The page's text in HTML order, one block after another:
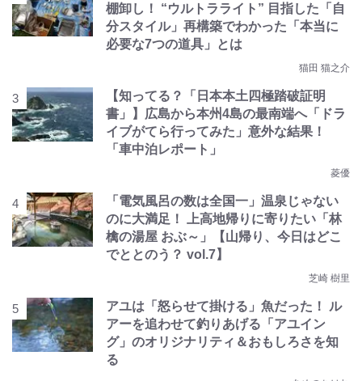
棚卸し！ “ウルトラライト” 目指した「自
分スタイル」再構築でわかった「本当に
必要な7つの道具」とは
猫田 猫之介
【知ってる？「日本本土四極踏破証明
書」】広島から本州4島の最南端へ「ドラ
イブがてら行ってみた」意外な結果！
「車中泊レポート」
菱優
「電気風呂の数は全国一」温泉じゃない
のに大満足！ 上高地帰りに寄りたい「林
檎の湯屋 おぶ～」【山帰り、今日はどこ
でととのう？ vol.7】
芝崎 樹里
アユは「怒らせて掛ける」魚だった！ ル
アーを追わせて釣りあげる「アユイン
グ」のオリジナリティ＆おもしろさを知
る